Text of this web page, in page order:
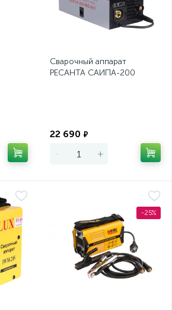
Сварочный аппарат
РЕСАНТА САИПА-200
22 690 ₽
- +
-25%